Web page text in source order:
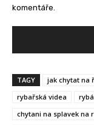
komentáře.
TAGY jak chytat na
rybařská videa
chytani na splavek na